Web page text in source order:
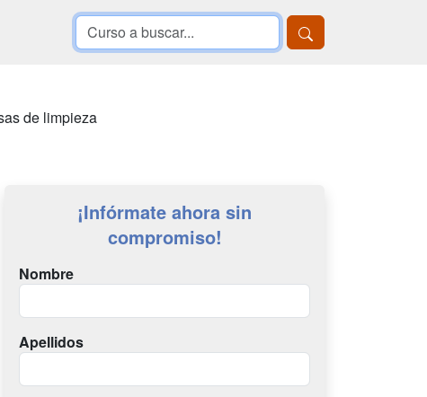
de limpieza
¡Infórmate ahora sin
compromiso!
Nombre
Apellidos